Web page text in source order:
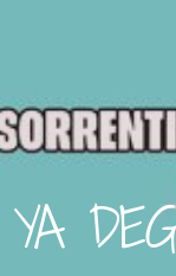
YA